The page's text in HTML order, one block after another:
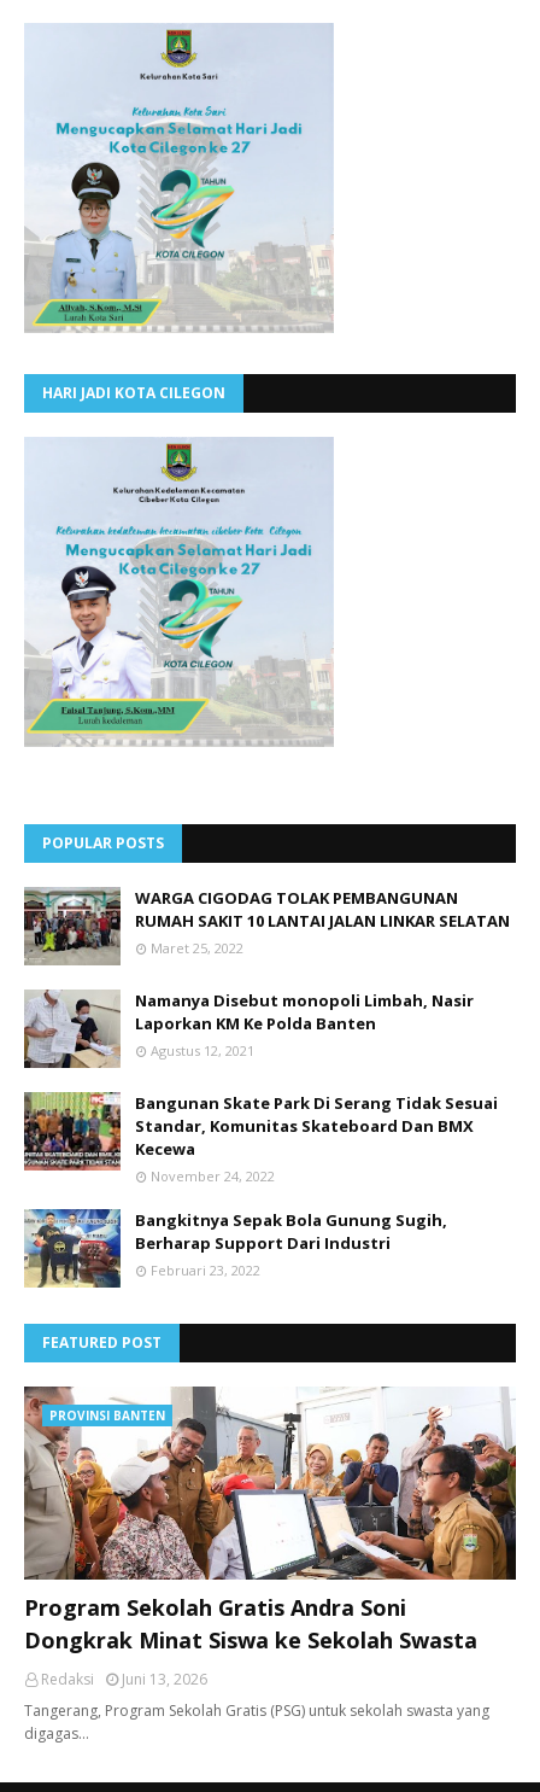
HARI JADI KOTA CILEGON
POPULAR POSTS
WARGA CIGODAG TOLAK PEMBANGUNAN
RUMAH SAKIT 10 LANTAI JALAN LINKAR SELATAN
Maret 25, 2022
Namanya Disebut monopoli Limbah, Nasir
Laporkan KM Ke Polda Banten
Agustus 12, 2021
Bangunan Skate Park Di Serang Tidak Sesuai
Standar, Komunitas Skateboard Dan BMX
Kecewa
November 24, 2022
Bangkitnya Sepak Bola Gunung Sugih,
Berharap Support Dari Industri
Februari 23, 2022
FEATURED POST
PROVINSI BANTEN
Program Sekolah Gratis Andra Soni
Dongkrak Minat Siswa ke Sekolah Swasta
Redaksi
Juni 13, 2026
Tangerang, ​Program Sekolah Gratis (PSG) untuk sekolah swasta yang
digagas…